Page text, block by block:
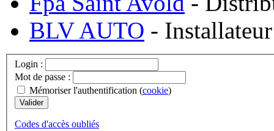
BLV AUTO -
Login :
Mot de passe :
Mémoriser l'authentification (cookie)
Codes d'accès oubliés